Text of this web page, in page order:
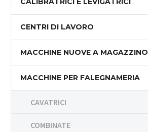
CENTRI DI LAVORO
MACCHINE NUOVE A MAGAZZINO
MACCHINE PER FALEGNAMERIA
CAVATRICI
COMBINATE